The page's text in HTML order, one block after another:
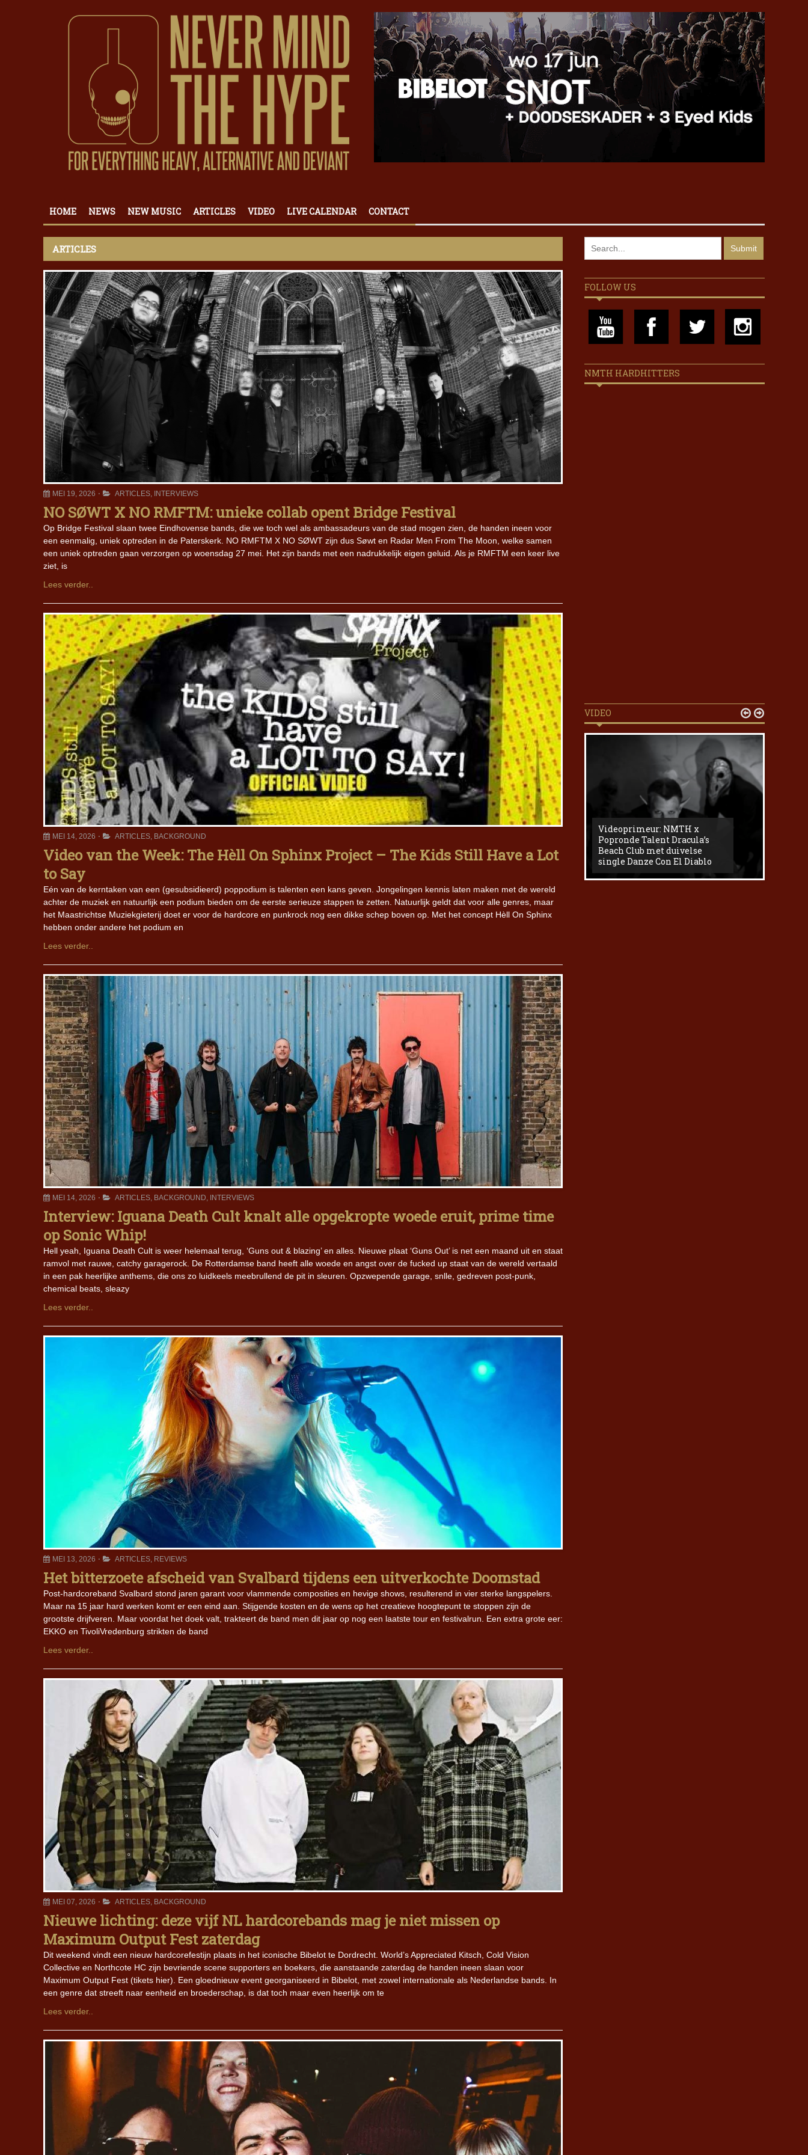
HOME NEWS NEW MUSIC ARTICLES VIDEO LIVE CALENDAR CONTACT
ARTICLES
MEI 19, 2026 ARTICLES, INTERVIEWS
NO SØWT X NO RMFTM: unieke collab opent Bridge Festival
Op Bridge Festival slaan twee Eindhovense bands, die we toch wel als ambassadeurs van de stad mogen zien, de handen ineen voor
een eenmalig, uniek optreden in de Paterskerk. NO RMFTM X NO SØWT zijn dus Søwt en Radar Men From The Moon, welke samen
een uniek optreden gaan verzorgen op woensdag 27 mei. Het zijn bands met een nadrukkelijk eigen geluid. Als je RMFTM een keer live
ziet, is
Lees verder..
MEI 14, 2026 ARTICLES, BACKGROUND
Video van the Week: The Hèll On Sphinx Project – The Kids Still Have a Lot
to Say
Eén van de kerntaken van een (gesubsidieerd) poppodium is talenten een kans geven. Jongelingen kennis laten maken met de wereld
achter de muziek en natuurlijk een podium bieden om de eerste serieuze stappen te zetten. Natuurlijk geldt dat voor alle genres, maar
het Maastrichtse Muziekgieterij doet er voor de hardcore en punkrock nog een dikke schep boven op. Met het concept Hèll On Sphinx
hebben onder andere het podium en
Lees verder..
MEI 14, 2026 ARTICLES, BACKGROUND, INTERVIEWS
Interview: Iguana Death Cult knalt alle opgekropte woede eruit, prime time
op Sonic Whip!
Hell yeah, Iguana Death Cult is weer helemaal terug, ‘Guns out & blazing’ en alles. Nieuwe plaat ‘Guns Out’ is net een maand uit en staat
ramvol met rauwe, catchy garagerock. De Rotterdamse band heeft alle woede en angst over de fucked up staat van de wereld vertaald
in een pak heerlijke anthems, die ons zo luidkeels meebrullend de pit in sleuren. Opzwepende garage, snlle, gedreven post-punk,
chemical beats, sleazy
Lees verder..
MEI 13, 2026 ARTICLES, REVIEWS
Het bitterzoete afscheid van Svalbard tijdens een uitverkochte Doomstad
Post-hardcoreband Svalbard stond jaren garant voor vlammende composities en hevige shows, resulterend in vier sterke langspelers.
Maar na 15 jaar hard werken komt er een eind aan. Stijgende kosten en de wens op het creatieve hoogtepunt te stoppen zijn de
grootste drijfveren. Maar voordat het doek valt, trakteert de band men dit jaar op nog een laatste tour en festivalrun. Een extra grote eer:
EKKO en TivoliVredenburg strikten de band
Lees verder..
MEI 07, 2026 ARTICLES, BACKGROUND
Nieuwe lichting: deze vijf NL hardcorebands mag je niet missen op
Maximum Output Fest zaterdag
Dit weekend vindt een nieuw hardcorefestijn plaats in het iconische Bibelot te Dordrecht. World’s Appreciated Kitsch, Cold Vision
Collective en Northcote HC zijn bevriende scene supporters en boekers, die aanstaande zaterdag de handen ineen slaan voor
Maximum Output Fest (tikets hier). Een gloednieuw event georganiseerd in Bibelot, met zowel internationale als Nederlandse bands. In
een genre dat streeft naar eenheid en broederschap, is dat toch maar even heerlijk om te
Lees verder..
FOLLOW US
NMTH HARDHITTERS
VIDEO
Futurist en munt Reich and
Roll-stijl
Videoprimeur: NMTH x
Popronde Talent Dracula’s
Beach Club met duivelse
single Danze Con El Diablo
 